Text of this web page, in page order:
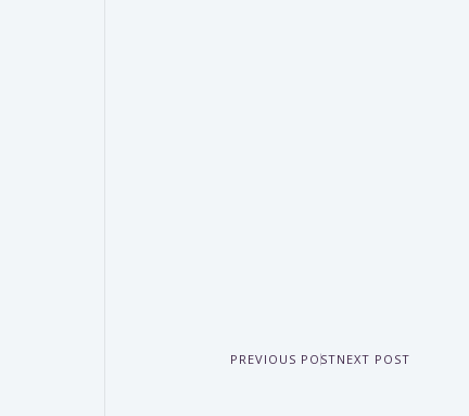
PREVIOUS POSTNEXT POST